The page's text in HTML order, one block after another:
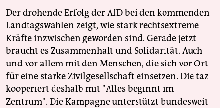
Der drohende Erfolg der AfD bei den kommenden
Landtagswahlen zeigt, wie stark rechtsextreme
Kräfte inzwischen geworden sind. Gerade jetzt
braucht es Zusammenhalt und Solidarität. Auch
und vor allem mit den Menschen, die sich vor Ort
für eine starke Zivilgesellschaft einsetzen. Die taz
kooperiert deshalb mit "Alles beginnt im
Zentrum". Die Kampagne unterstützt bundesweit